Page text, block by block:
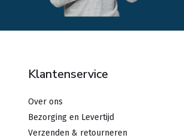
Klantenservice
Over ons
Bezorging en Levertijd
Verzenden & retourneren